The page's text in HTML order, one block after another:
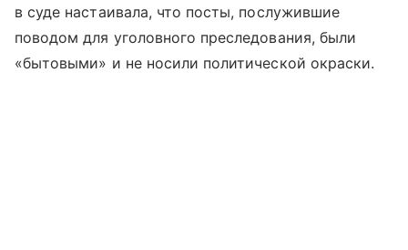
в суде настаивала, что посты, послужившие
поводом для уголовного преследования, были
«бытовыми» и не носили политической окраски.